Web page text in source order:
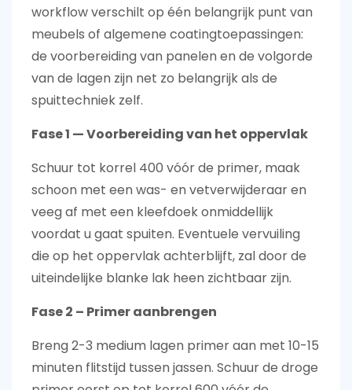
workflow verschilt op één belangrijk punt van
meubels of algemene coatingtoepassingen:
de voorbereiding van panelen en de volgorde
van de lagen zijn net zo belangrijk als de
spuittechniek zelf.
Fase 1 — Voorbereiding van het oppervlak
Schuur tot korrel 400 vóór de primer, maak
schoon met een was- en vetverwijderaar en
veeg af met een kleefdoek onmiddellijk
voordat u gaat spuiten. Eventuele vervuiling
die op het oppervlak achterblijft, zal door de
uiteindelijke blanke lak heen zichtbaar zijn.
Fase 2 – Primer aanbrengen
Breng 2-3 medium lagen primer aan met 10-15
minuten flitstijd tussen jassen. Schuur de droge